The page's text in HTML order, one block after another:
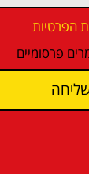
הפרטיות
פרסומיים